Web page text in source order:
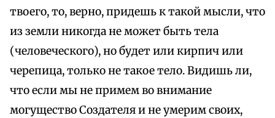
твоего, то, верно, придешь к такой мысли, что
из земли никогда не может быть тела
(человеческого), но будет или кирпич или
черепица, только не такое тело. Видишь ли,
что если мы не примем во внимание
могущество Создателя и не умерим своих,